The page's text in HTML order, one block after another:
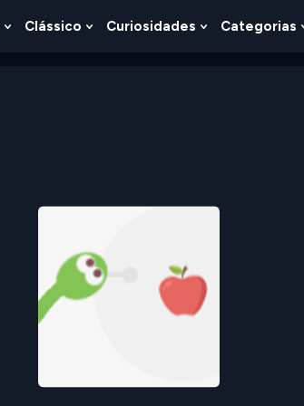
Show
Clássico Show
Curiosidades Show
Categorias